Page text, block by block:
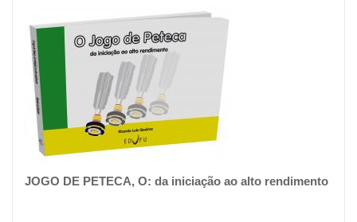
JOGO DE PETECA, O: da iniciação ao alto rendimento